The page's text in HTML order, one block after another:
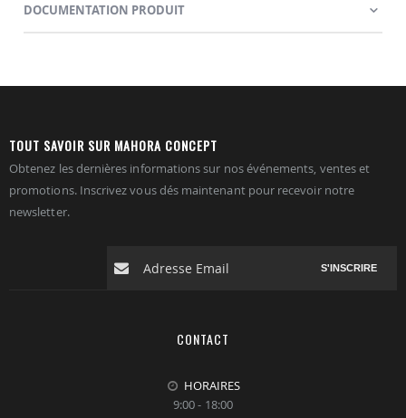
DOCUMENTATION PRODUIT
TOUT SAVOIR SUR MAHORA CONCEPT
Obtenez les dernières informations sur nos événements, ventes et
promotions. Inscrivez vous dés maintenant pour recevoir notre
newsletter.
S'INSCRIRE
CONTACT
HORAIRES
9:00 - 18:00